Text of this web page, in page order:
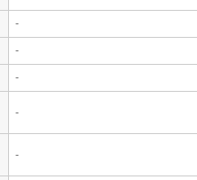
-
-
-
-
-